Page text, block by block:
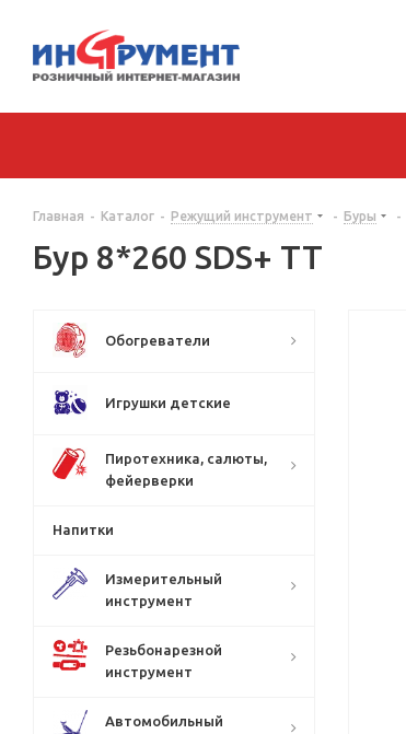
Главная - Каталог - Режущий инструмент - Буры -
Бур 8*260 SDS+ TT
Обогреватели
Игрушки детские
Пиротехника, салюты,
фейерверки
Напитки
Измерительный
инструмент
Резьбонарезной
инструмент
Автомобильный